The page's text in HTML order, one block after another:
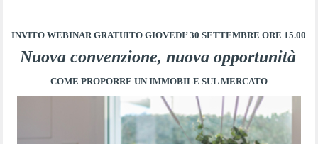
INVITO WEBINAR GRATUITOGIOVEDI’ 30 SETTEMBRE ORE 15.00
Nuova convenzione, nuova opportunità
COME PROPORRE UN IMMOBILE SUL MERCATO